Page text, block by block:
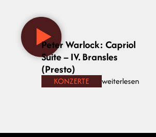
Peter Warlock: Capriol
Suite – IV. Bransles
(Presto)
KONZERTE weiterlesen